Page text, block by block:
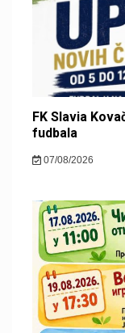
FK Slavia
fudbala
07/08/2026